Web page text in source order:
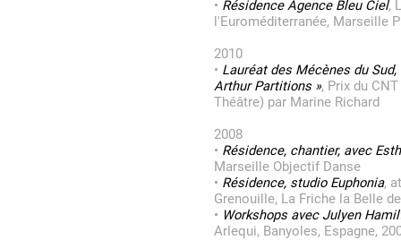
• Résidence Agence Bleu Ciel,
l'Euroméditerranée, Marseille
2010
• Lauréat des Mécènes du
Arthur Partitions », Prix du
Théâtre) par Marine Richard
2008
• Résidence, chantier, avec
Marseille Objectif Danse
• Résidence, studio Euphonia,
Grenouille, La Friche la Belle
• Workshops avec Julyen
Arlequi, Banyoles, Espagne,